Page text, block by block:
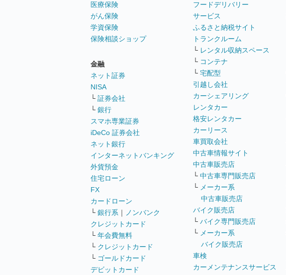
医療保険
がん保険
学資保険
保険相談ショップ
金融
ネット証券
NISA
└ 証券会社
└ 銀行
スマホ専業証券
iDeCo 証券会社
ネット銀行
インターネットバンキング
外貨預金
住宅ローン
FX
カードローン
└ 銀行系 ｜ ノンバンク
クレジットカード
└ 年会費無料
└ クレジットカード
└ ゴールドカード
デビットカード
フードデリバリー
サービス
ふるさと納税サイト
トランクルーム
└ レンタル収納スペース
└ コンテナ
└ 宅配型
引越し会社
カーシェアリング
レンタカー
格安レンタカー
カーリース
車買取会社
中古車情報サイト
中古車販売店
└ 中古車専門販売店
└ メーカー系
中古車販売店
バイク販売店
└ バイク専門販売店
└ メーカー系
バイク販売店
車検
カーメンテナンスサービス